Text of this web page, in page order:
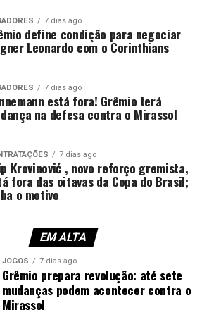
de relacionados do
Grando e Weverton
Balbuena, Gustavo Martins, Kannemann
Caio Paulista, Marcos Rocha, Pavón e
Monsalve, Roger, Gabriel Mec
Amuzu, Braithwaite, Carlos Vinícius,
e Tetê
7 dias ago
define condição para negociar
Leonardo com o Corinthians
7 dias ago
está fora! Grêmio terá
na defesa contra o Mirassol
7 dias ago
Krovinović , novo reforço gremista,
fora das oitavas da Copa do Brasil;
o motivo
EM ALTA
JOGOS 7 dias ago
Grêmio prepara revolução: até sete
mudanças podem acontecer contra o
Mirassol